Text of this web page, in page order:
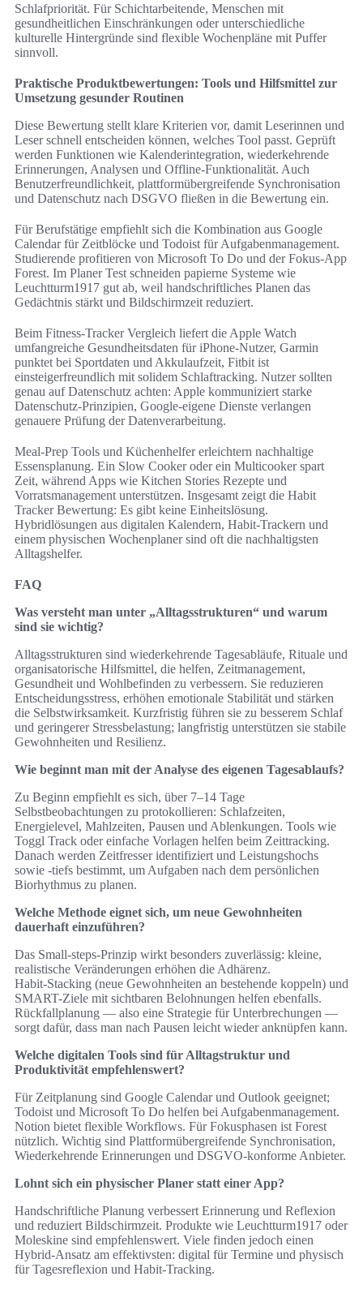
Schlafpriorität. Für Schichtarbeitende, Menschen mit
gesundheitlichen Einschränkungen oder unterschiedliche
kulturelle Hintergründe sind flexible Wochenpläne mit Puffer
sinnvoll.
Praktische Produktbewertungen: Tools und Hilfsmittel zur
Umsetzung gesunder Routinen
Diese Bewertung stellt klare Kriterien vor, damit Leserinnen und
Leser schnell entscheiden können, welches Tool passt. Geprüft
werden Funktionen wie Kalenderintegration, wiederkehrende
Erinnerungen, Analysen und Offline-Funktionalität. Auch
Benutzerfreundlichkeit, plattformübergreifende Synchronisation
und Datenschutz nach DSGVO fließen in die Bewertung ein.
Für Berufstätige empfiehlt sich die Kombination aus Google
Calendar für Zeitblöcke und Todoist für Aufgabenmanagement.
Studierende profitieren von Microsoft To Do und der Fokus-App
Forest. Im Planer Test schneiden papierne Systeme wie
Leuchtturm1917 gut ab, weil handschriftliches Planen das
Gedächtnis stärkt und Bildschirmzeit reduziert.
Beim Fitness-Tracker Vergleich liefert die Apple Watch
umfangreiche Gesundheitsdaten für iPhone-Nutzer, Garmin
punktet bei Sportdaten und Akkulaufzeit, Fitbit ist
einsteigerfreundlich mit solidem Schlaftracking. Nutzer sollten
genau auf Datenschutz achten: Apple kommuniziert starke
Datenschutz-Prinzipien, Google-eigene Dienste verlangen
genauere Prüfung der Datenverarbeitung.
Meal-Prep Tools und Küchenhelfer erleichtern nachhaltige
Essensplanung. Ein Slow Cooker oder ein Multicooker spart
Zeit, während Apps wie Kitchen Stories Rezepte und
Vorratsmanagement unterstützen. Insgesamt zeigt die Habit
Tracker Bewertung: Es gibt keine Einheitslösung.
Hybridlösungen aus digitalen Kalendern, Habit-Trackern und
einem physischen Wochenplaner sind oft die nachhaltigsten
Alltagshelfer.
FAQ
Was versteht man unter „Alltagsstrukturen“ und warum
sind sie wichtig?
Alltagsstrukturen sind wiederkehrende Tagesabläufe, Rituale und
organisatorische Hilfsmittel, die helfen, Zeitmanagement,
Gesundheit und Wohlbefinden zu verbessern. Sie reduzieren
Entscheidungsstress, erhöhen emotionale Stabilität und stärken
die Selbstwirksamkeit. Kurzfristig führen sie zu besserem Schlaf
und geringerer Stressbelastung; langfristig unterstützen sie stabile
Gewohnheiten und Resilienz.
Wie beginnt man mit der Analyse des eigenen Tagesablaufs?
Zu Beginn empfiehlt es sich, über 7–14 Tage
Selbstbeobachtungen zu protokollieren: Schlafzeiten,
Energielevel, Mahlzeiten, Pausen und Ablenkungen. Tools wie
Toggl Track oder einfache Vorlagen helfen beim Zeittracking.
Danach werden Zeitfresser identifiziert und Leistungshochs
sowie -tiefs bestimmt, um Aufgaben nach dem persönlichen
Biorhythmus zu planen.
Welche Methode eignet sich, um neue Gewohnheiten
dauerhaft einzuführen?
Das Small‑steps‑Prinzip wirkt besonders zuverlässig: kleine,
realistische Veränderungen erhöhen die Adhärenz.
Habit‑Stacking (neue Gewohnheiten an bestehende koppeln) und
SMART-Ziele mit sichtbaren Belohnungen helfen ebenfalls.
Rückfallplanung — also eine Strategie für Unterbrechungen —
sorgt dafür, dass man nach Pausen leicht wieder anknüpfen kann.
Welche digitalen Tools sind für Alltagstruktur und
Produktivität empfehlenswert?
Für Zeitplanung sind Google Calendar und Outlook geeignet;
Todoist und Microsoft To Do helfen bei Aufgabenmanagement.
Notion bietet flexible Workflows. Für Fokusphasen ist Forest
nützlich. Wichtig sind Plattformübergreifende Synchronisation,
Wiederkehrende Erinnerungen und DSGVO‑konforme Anbieter.
Lohnt sich ein physischer Planer statt einer App?
Handschriftliche Planung verbessert Erinnerung und Reflexion
und reduziert Bildschirmzeit. Produkte wie Leuchtturm1917 oder
Moleskine sind empfehlenswert. Viele finden jedoch einen
Hybrid‑Ansatz am effektivsten: digital für Termine und physisch
für Tagesreflexion und Habit‑Tracking.